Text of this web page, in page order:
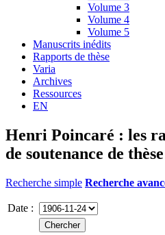
Volume 3
Volume 4
Volume 5
Manuscrits inédits
Rapports de thèse
Varia
Archives
Ressources
EN
Henri Poincaré : les
de soutenance de thèse
Recherche simple Recherche
Date :